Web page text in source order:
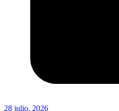
28 julio, 2026